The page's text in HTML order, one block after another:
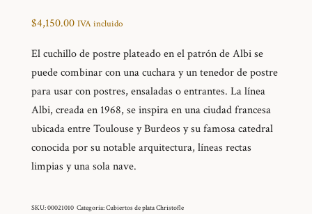
$4,150.00 IVA incluido
El cuchillo de postre plateado en el patrón de Albi se
puede combinar con una cuchara y un tenedor de postre
para usar con postres, ensaladas o entrantes. La línea
Albi, creada en 1968, se inspira en una ciudad francesa
ubicada entre Toulouse y Burdeos y su famosa catedral
conocida por su notable arquitectura, líneas rectas
limpias y una sola nave.
SKU:00021010 Categoría:Cubiertos de plata Christofle